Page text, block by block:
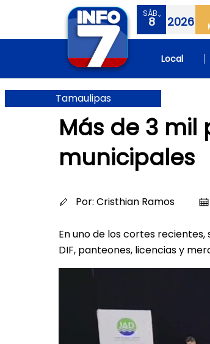
SÁB.,
8 2026
Local
Tamaulipas
Más de 3
municipales
Por: Cristhian Ramos
En uno de los cortes
DIF, panteones, licencias y